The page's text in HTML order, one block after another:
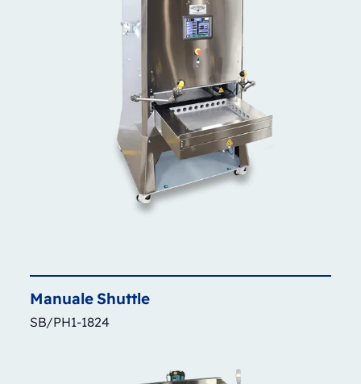
ManualeShuttle
SB/PH1-1824